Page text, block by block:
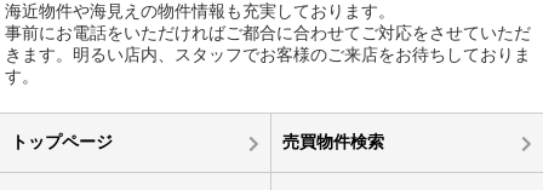
海近物件や海見えの物件情報も充実しております。
事前にお電話をいただければご都合に合わせてご対応をさせていただ
きます。明るい店内、スタッフでお客様のご来店をお待ちしておりま
す。
トップページ 売買物件検索